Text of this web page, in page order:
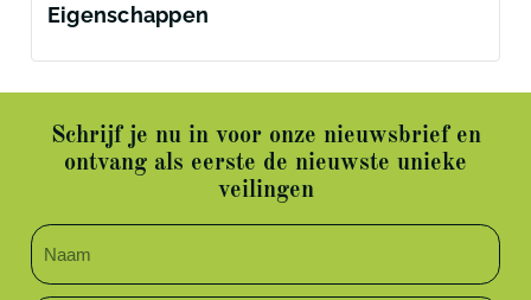
Eigenschappen
Schrijf je nu in voor onze nieuwsbrief en
ontvang als eerste de nieuwste unieke
veilingen